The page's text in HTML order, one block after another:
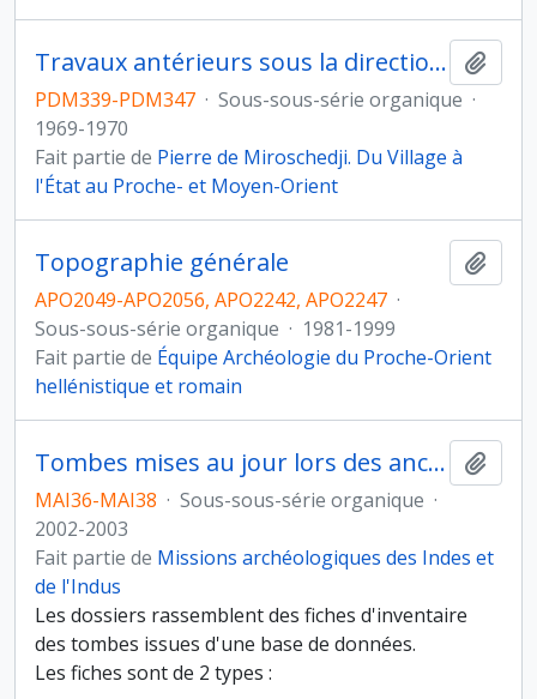
Travaux antérieurs sous la direction d'Amnon Ben-Tor
PDM339-PDM347 · Sous-sous-série organique ·
1969-1970
Fait partie de Pierre de Miroschedji. Du Village à
l'État au Proche- et Moyen-Orient
Topographie générale
APO2049-APO2056, APO2242, APO2247 ·
Sous-sous-série organique · 1981-1999
Fait partie de Équipe Archéologie du Proche-Orient
hellénistique et romain
Tombes mises au jour lors des anciennes campagnes (1978-1979 à 1984-1985)
MAI36-MAI38 · Sous-sous-série organique ·
2002-2003
Fait partie de Missions archéologiques des Indes et
de l'Indus
Les dossiers rassemblent des fiches d'inventaire
des tombes issues d'une base de données.
Les fiches sont de 2 types :